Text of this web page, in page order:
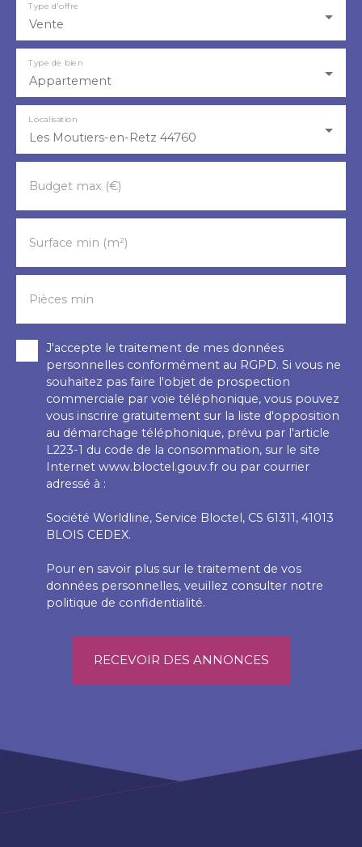
Vente
Type d'offre
Appartement
Type de bien
Les Moutiers-en-Retz 44760
Localisation
Budget max (€)
Surface min (m²)
Pièces min
J'accepte le traitement de mes données
personnelles conformément au RGPD. Si vous ne
souhaitez pas faire l'objet de prospection
commerciale par voie téléphonique, vous pouvez
vous inscrire gratuitement sur la liste d'opposition
au démarchage téléphonique, prévu par l'article
L223-1 du code de la consommation, sur le site
Internet www.bloctel.gouv.fr ou par courrier
adressé à :
Société Worldline, Service Bloctel, CS 61311, 41013
BLOIS CEDEX.
Pour en savoir plus sur le traitement de vos
données personnelles, veuillez consulter notre
politique de confidentialité.
RECEVOIR DES ANNONCES